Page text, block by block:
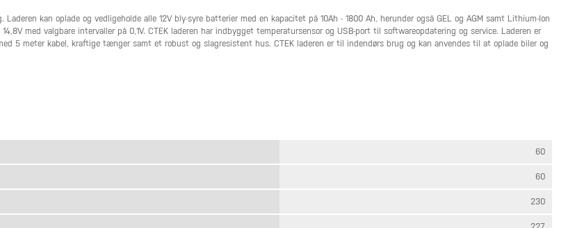
kan oplade og vedligeholde alle 12V bly-syre batterier med en kapacitet på 10Ah - 1800 Ah, herunder også GEL og AGM samt Lithium-Ion
med valgbare intervaller på 0,1V. CTEK laderen har indbygget temperatursensor og USB-port til softwareopdatering og service. Laderen er
5 meter kabel, kraftige tænger samt et robust og slagresistent hus. CTEK laderen er til indendørs brug og kan anvendes til at oplade biler og
60
60
230